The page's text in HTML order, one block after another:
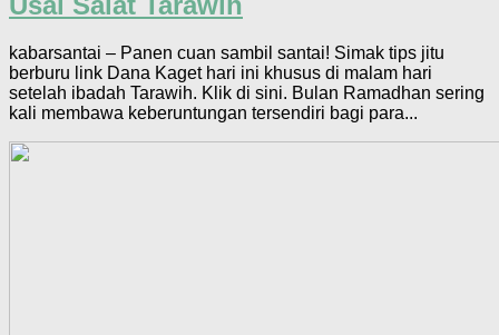
kabarsantai – Panen cuan sambil santai! Simak tips jitu
berburu link Dana Kaget hari ini khusus di malam hari
setelah ibadah Tarawih. Klik di sini. Bulan Ramadhan sering
kali membawa keberuntungan tersendiri bagi para...